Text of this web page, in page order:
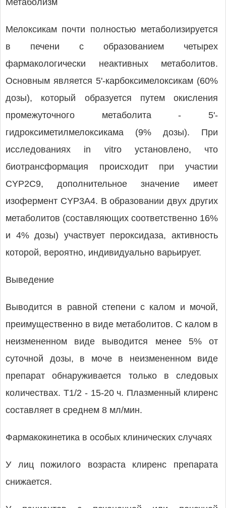
Метаболизм
Мелоксикам почти полностью метаболизируется
в печени с образованием четырех
фармакологически неактивных метаболитов.
Основным является 5'-карбоксимелоксикам (60%
дозы), который образуется путем окисления
промежуточного метаболита - 5'-
гидроксиметилмелоксикама (9% дозы). При
исследованиях in vitro установлено, что
биотрансформация происходит при участии
CYP2С9, дополнительное значение имеет
изофермент CYP3A4. В образовании двух других
метаболитов (составляющих соответственно 16%
и 4% дозы) участвует пероксидаза, активность
которой, вероятно, индивидуально варьирует.
Выведение
Выводится в равной степени с калом и мочой,
преимущественно в виде метаболитов. С калом в
неизмененном виде выводится менее 5% от
суточной дозы, в моче в неизмененном виде
препарат обнаруживается только в следовых
количествах. T1/2 - 15-20 ч. Плазменный клиренс
составляет в среднем 8 мл/мин.
Фармакокинетика в особых клинических случаях
У лиц пожилого возраста клиренс препарата
снижается.